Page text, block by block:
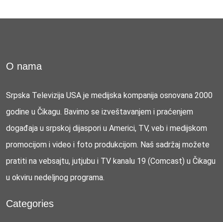
O nama
Srpska Televizija USA je medijska kompanija osnovana 2000
godine u Čikagu. Bavimo se izveštavanjem i praćenjem
događaja u srpskoj dijaspori u Americi, TV, veb i medijskom
promocijom i video i foto produkcijom. Naš sadržaj možete
pratiti na vebsajtu, jutjubu i TV kanalu 19 (Comcast) u Čikagu
u okviru nedeljnog programa.
Categories